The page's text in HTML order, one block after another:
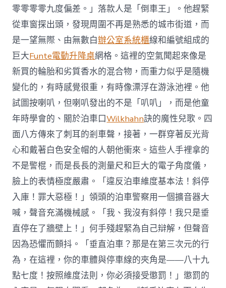
零零零零九度偏差。」落款人是「倒車王」。他趕緊
從車窗探出頭，發現周圍不再是熟悉的城市街道，而
是一望無際、由無數白辦公室系統櫃線和編號組成的
巨大Funte電動升降桌網格。這裡的空氣聞起來像是
新買的輪胎和劣質香水的混合物，而重力似乎是隨機
變化的，有時感覺很重，有時像漂浮在游泳池裡。他
試圖按喇叭，但喇叭發出的不是「叭叭」，而是他童
年時學會的、關於泊車口Wilkhahn訣的魔性兒歌。四
面八方傳來了刺耳的剎車聲，接著，一群穿著反光背
心和戴著白色安全帽的人朝他衝來。這些人手裡拿的
不是警棍，而是長長的測量尺和巨大的電子角度儀，
臉上的表情極度嚴肅。「違反泊車維度基本法！斜停
入庫！罪大惡極！」領頭的泊車警察用一個擴音器大
喊，聲音充滿機械感。「我、我沒有斜停！我只是垂
直停在了牆壁上！」何手殘趕緊為自己辯解，但聲音
因為恐懼而顫抖。「垂直泊車？那是在第三次元的行
為，在這裡，你的車體與停車線的夾角是——八十九
點七度！按照維度法則，你必須接受懲罰！」懲罰的